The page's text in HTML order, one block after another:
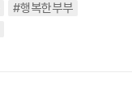
#행복한부부